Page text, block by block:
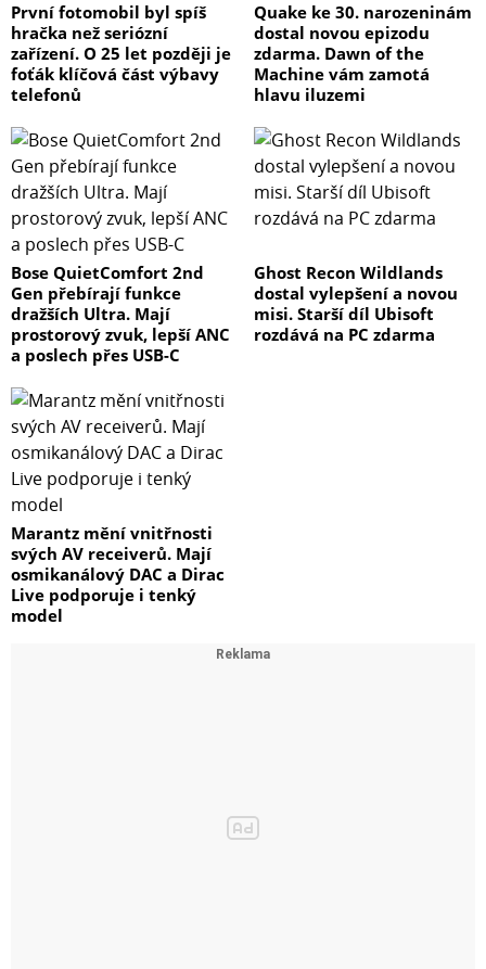
První fotomobil byl spíš
hračka než seriózní
zařízení. O 25 let později je
foťák klíčová část výbavy
telefonů
Quake ke 30. narozeninám
dostal novou epizodu
zdarma. Dawn of the
Machine vám zamotá
hlavu iluzemi
Bose QuietComfort 2nd
Gen přebírají funkce
dražších Ultra. Mají
prostorový zvuk, lepší ANC
a poslech přes USB-C
Ghost Recon Wildlands
dostal vylepšení a novou
misi. Starší díl Ubisoft
rozdává na PC zdarma
Marantz mění vnitřnosti
svých AV receiverů. Mají
osmikanálový DAC a Dirac
Live podporuje i tenký
model